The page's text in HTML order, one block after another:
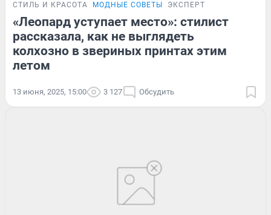
СТИЛЬ И КРАСОТА МОДНЫЕ СОВЕТЫ ЭКСПЕРТ
«Леопард уступает место»: стилист
рассказала, как не выглядеть
колхозно в звериных принтах этим
летом
13 июня, 2025, 15:00 3 127 Обсудить